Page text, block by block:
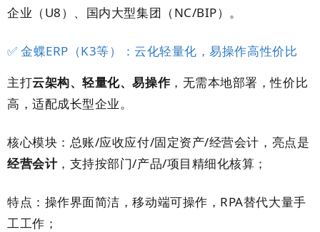
企业（U8）、国内大型集团（NC/BIP）。
✅ 金蝶ERP（K3等）：云化轻量化，易操作高性价比
主打云架构、轻量化、易操作，无需本地部署，性价比
高，适配成长型企业。
核心模块：总账/应收应付/固定资产/经营会计，亮点是
经营会计，支持按部门/产品/项目精细化核算；
特点：操作界面简洁，移动端可操作，RPA替代大量手
工工作；